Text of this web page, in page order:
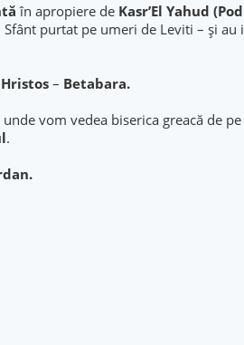
în apropiere de Kasr’El Yahud
purtat pe umeri de Leviti – și
– Betabara.
vom vedea biserica greacă de pe
.